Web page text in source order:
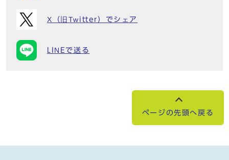
X（旧Twitter）でシェア
LINEで送る
ページの先頭へ戻る